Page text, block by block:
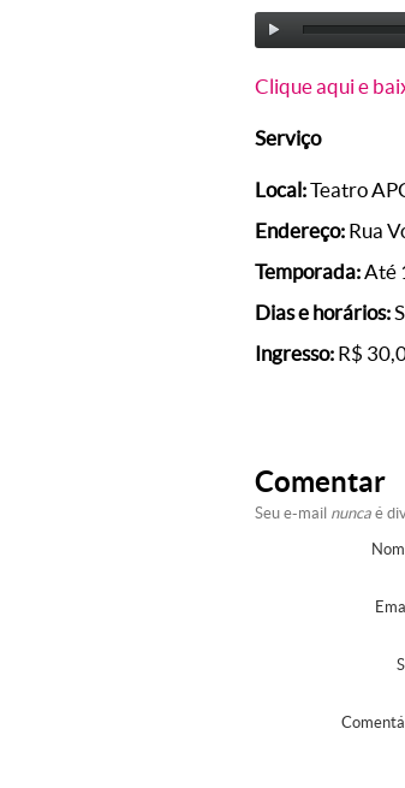
Clique aqui e
Serviço
Local:Teatro
Endereço: Rua
Temporada:Até
Dias e horários:
Ingresso: R$
Comentar
Seu e-mail nunca é